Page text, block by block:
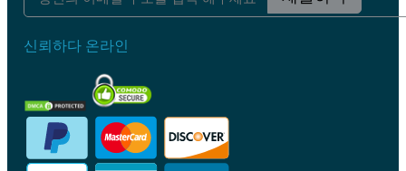
신뢰하다 온라인